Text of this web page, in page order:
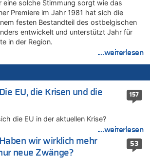
von Wolfgang zu
Hendrich wechselt zum 1. FC Köln
von Chips zu
Rheins in NRW so niedrig wie noch nie
von Frage an den Hondsjong zu
von Zeitzeuge zu
von Hubert F. zu
in NRW so niedrig wie noch nie
von Speck für die Mâuse zu
Einigkeit trotz Kritik und neuer
Gianni Infantino
von Hugo Egon Bernhard von Sinnen zu
eine solche Stimmung sorgt wie das
Premiere im Jahr 1981 hat sich die
festen Bestandteil des ostbelgischen
entwickelt und unterstützt Jahr für
in der Region.
....weiterlesen
157
EU, die Krisen und die
die EU in der aktuellen Krise?
....weiterlesen
53
Haben wir wirklich mehr
neue Zwänge?